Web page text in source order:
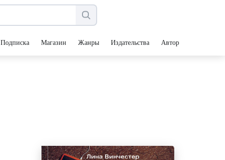
Подписка Магазин Жанры Издательства Авторы